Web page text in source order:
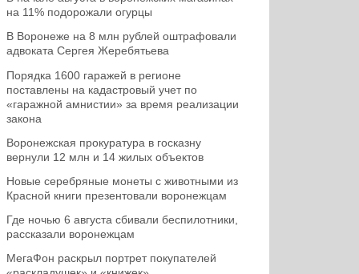
на 11% подорожали огурцы
В Воронеже на 8 млн рублей оштрафовали
адвоката Сергея Жеребятьева
Порядка 1600 гаражей в регионе
поставлены на кадастровый учет по
«гаражной амнистии» за время реализации
закона
Воронежская прокуратура в госказну
вернули 12 млн и 14 жилых объектов
Новые серебряные монеты с животными из
Красной книги презентовали воронежцам
Где ночью 6 августа сбивали беспилотники,
рассказали воронежцам
МегаФон раскрыл портрет покупателей